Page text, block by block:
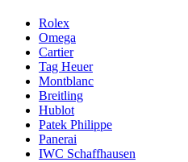
Rolex
Omega
Cartier
Tag Heuer
Montblanc
Breitling
Hublot
Patek Philippe
Panerai
IWC Schaffhausen